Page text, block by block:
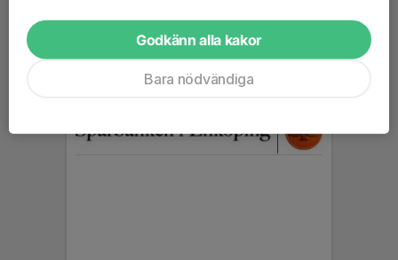
Godkänn alla kakor
Bara nödvändiga